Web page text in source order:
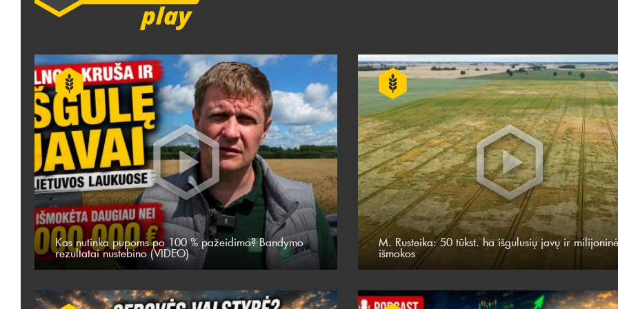
Kas nutinka pupoms po 100 % pažeidimo? Bandymo
rezultatai nustebino (VIDEO)
M. Rusteika: 50 tūkst. ha išgulusių javų ir
išmokos